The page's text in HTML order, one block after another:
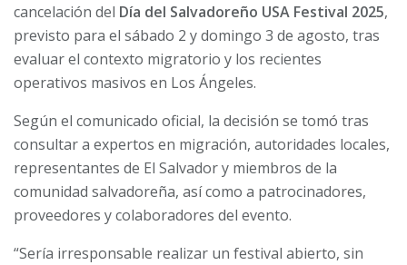
cancelación del Día del Salvadoreño USA Festival 2025,
previsto para el sábado 2 y domingo 3 de agosto, tras
evaluar el contexto migratorio y los recientes
operativos masivos en Los Ángeles.
Según el comunicado oficial, la decisión se tomó tras
consultar a expertos en migración, autoridades locales,
representantes de El Salvador y miembros de la
comunidad salvadoreña, así como a patrocinadores,
proveedores y colaboradores del evento.
“Sería irresponsable realizar un festival abierto, sin